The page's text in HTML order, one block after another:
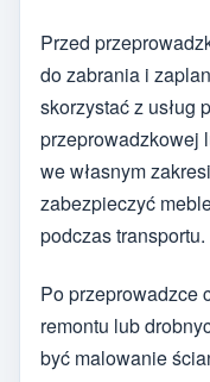
Przed
do zabrania i
skorzystać z usług
przeprowadzkowej
we własnym
zabezpieczyć
podczas transportu.
Po przeprowadzce
remontu lub
być malowanie